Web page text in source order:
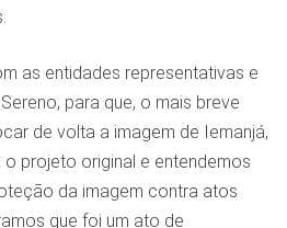
as entidades representativas e
para que, o mais breve
de volta a imagem de Iemanjá,
o projeto original e entendemos
da imagem contra atos
que foi um ato de